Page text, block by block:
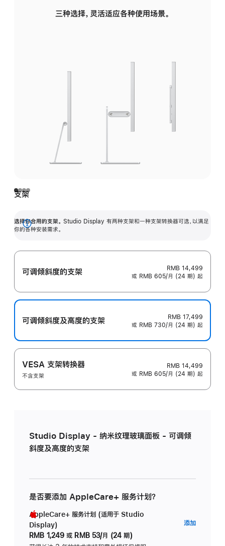
三种选择，灵活适应各种使用场景。
支架
选择你合用的支架。 Studio Display 有两种支架和一种支架转换器可选，以满足
你的各种安装需求。
展
可调倾斜度的支架
RMB 14,499
或 RMB 605/月 (24 期) 起
可调倾斜度及高‍度的支‍架
RMB 17,499
或 RMB 730/月 (24 期) 起
VESA 支架转换器
不含支架
RMB 14,499
或 RMB 605/月 (24 期) 起
Studio Display - 纳米纹理玻璃面板 - 可调倾
斜度及高度的支架
是否要添加 AppleCare+ 服务计划？
AppleCare+ 服务计划 (适用于 Studio
Display)
RMB 1,249 或 RMB 53/月 (24 期)
添加